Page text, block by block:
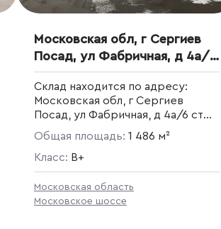
Московская обл, г Сергиев
Посад, ул Фабричная, д 4а/6
стр 2
Склад находится по адресу:
Московская обл, г Сергиев
Посад, ул Фабричная, д 4а/6 стр
Общая площадь: 1 486 м²
Класс: B+
Московская область
Московское шоссе